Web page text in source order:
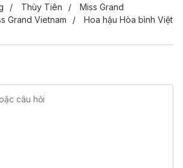
Thùy Tiên
Miss Grand
Grand Vietnam
Hoa hậu Hòa bình Việt